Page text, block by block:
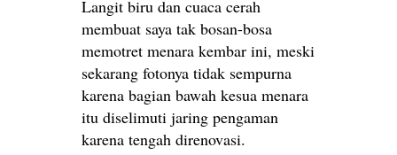
Langit biru dan cuaca cerah
membuat saya tak bosan-bosa
memotret menara kembar ini, meski
sekarang fotonya tidak sempurna
karena bagian bawah kesua menara
itu diselimuti jaring pengaman
karena tengah direnovasi.